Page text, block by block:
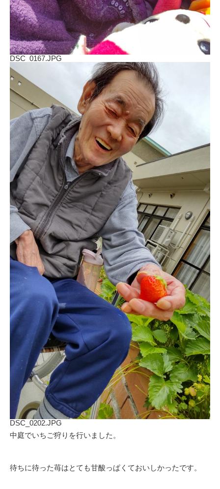
DSC_0167.JPG
DSC_0202.JPG
中庭でいちご狩りを行いました。
待ちに待った苺はとても甘酸っぱくておいしかったです。